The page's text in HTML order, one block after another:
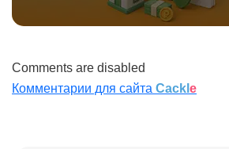
Comments are disabled
Комментарии для сайта Cackl e